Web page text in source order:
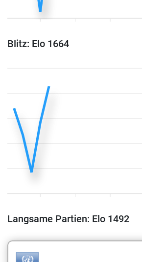
Blitz: Elo 1664
Langsame Partien: Elo 1492